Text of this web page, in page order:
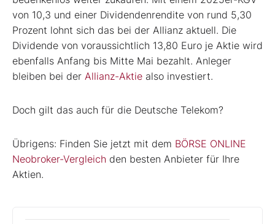
von 10,3 und einer Dividendenrendite von rund 5,30
Prozent lohnt sich das bei der Allianz aktuell. Die
Dividende von voraussichtlich 13,80 Euro je Aktie wird
ebenfalls Anfang bis Mitte Mai bezahlt. Anleger
bleiben bei der Allianz-Aktie also investiert.
Doch gilt das auch für die Deutsche Telekom?
Übrigens: Finden Sie jetzt mit dem BÖRSE ONLINE
Neobroker-Vergleich den besten Anbieter für Ihre
Aktien.